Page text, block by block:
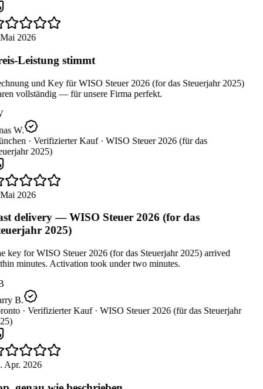
2026
Leistung stimmt
und Key für WISO Steuer 2026 (for das Steuerjahr 2025)
vollständig — für unsere Firma perfekt.
W.
· Verifizierter Kauf · WISO Steuer 2026 (für das
2025)
2026
delivery — WISO Steuer 2026 (for das
2025)
key for WISO Steuer 2026 (for das Steuerjahr 2025) arrived
minutes. Activation took under two minutes.
B.
· Verifizierter Kauf · WISO Steuer 2026 (für das Steuerjahr
Apr. 2026